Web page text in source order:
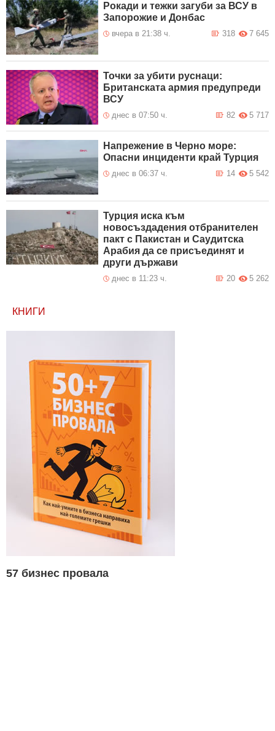
Рокади и тежки загуби за ВСУ в
Запорожие и Донбас
вчера в 21:38 ч. 7 645
318
Точки за убити руснаци:
Британската армия предупреди
ВСУ
днес в 07:50 ч. 5 717
82
Напрежение в Черно море:
Опасни инциденти край Турция
днес в 06:37 ч. 5 542
14
Турция иска към
новосъздадения отбранителен
пакт с Пакистан и Саудитска
Арабия да се присъединят и
други държави
днес в 11:23 ч. 5 262
20
КНИГИ
57 бизнес провала